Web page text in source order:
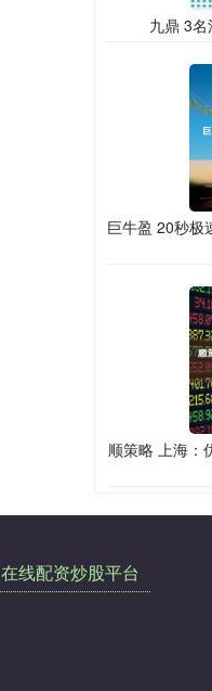
九鼎 3
巨牛盈 20秒极
顺策略 上海：
在线配资炒股平台